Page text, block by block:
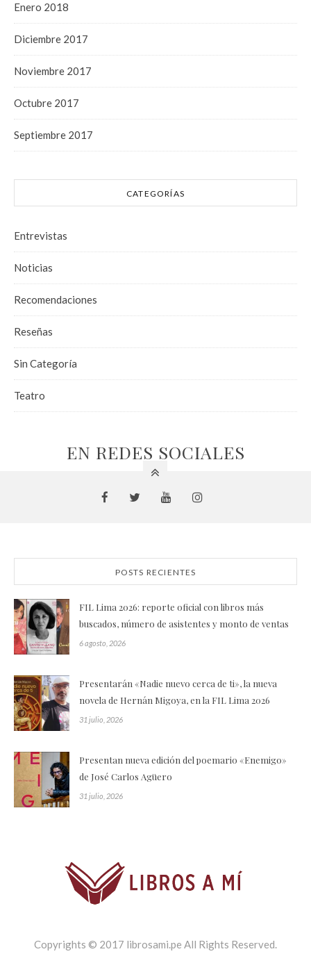
Enero 2018
Diciembre 2017
Noviembre 2017
Octubre 2017
Septiembre 2017
CATEGORÍAS
Entrevistas
Noticias
Recomendaciones
Reseñas
Sin Categoría
Teatro
EN REDES SOCIALES
POSTS RECIENTES
FIL Lima 2026: reporte oficial con libros más
buscados, número de asistentes y monto de ventas
6 agosto, 2026
Presentarán «Nadie nuevo cerca de ti», la nueva
novela de Hernán Migoya, en la FIL Lima 2026
31 julio, 2026
Presentan nueva edición del poemario «Enemigo»
de José Carlos Agüero
31 julio, 2026
Copyrights © 2017 librosami.pe All Rights Reserved.